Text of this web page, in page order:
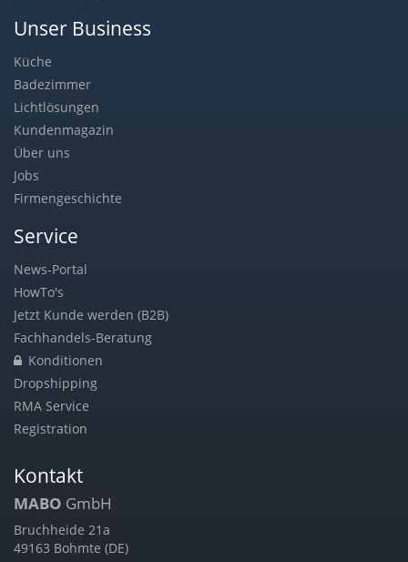
Unser Business
Küche
Badezimmer
Lichtlösungen
Kundenmagazin
Über uns
Jobs
Firmengeschichte
Service
News-Portal
HowTo's
Jetzt Kunde werden (B2B)
Fachhandels-Beratung
Konditionen
Dropshipping
RMA Service
Registration
Kontakt
MABO GmbH
Bruchheide 21a
49163 Bohmte (DE)